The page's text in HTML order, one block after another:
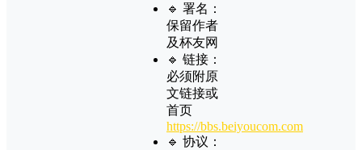
🔹 署名：
保留作者
及杯友网
🔹 链接：
必须附原
文链接或
首页
https://bbs.beiyoucom.com
🔹 协议：